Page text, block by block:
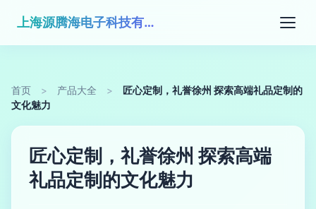
上海源腾海电子科技有限公司
首页 > 产品大全 >
匠心定制，礼誉徐州 探索高端礼品定制的
文化魅力
匠心定制，礼誉徐州 探索高端
礼品定制的文化魅力